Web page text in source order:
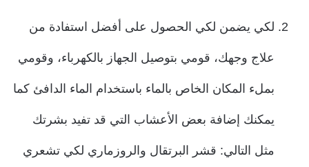
لكي يضمن لكي الحصول على أفضل استفادة من
علاج وجهك، قومي بتوصيل الجهاز بالكهرباء، وقومي
بملء المكان الخاص بالماء باستخدام الماء الدافئ كما
يمكنك إضافة بعض الأعشاب التي قد تفيد بشرتك
مثل التالي: قشر البرتقال والروزماري لكي تشعري